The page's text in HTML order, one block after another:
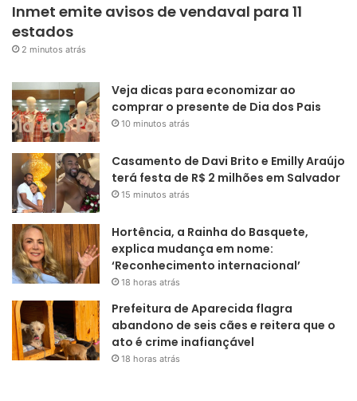
Inmet emite avisos de vendaval para 11
estados
2 minutos atrás
Veja dicas para economizar ao
comprar o presente de Dia dos Pais
10 minutos atrás
Casamento de Davi Brito e Emilly Araújo
terá festa de R$ 2 milhões em Salvador
15 minutos atrás
Hortência, a Rainha do Basquete,
explica mudança em nome:
‘Reconhecimento internacional’
18 horas atrás
Prefeitura de Aparecida flagra
abandono de seis cães e reitera que o
ato é crime inafiançável
18 horas atrás